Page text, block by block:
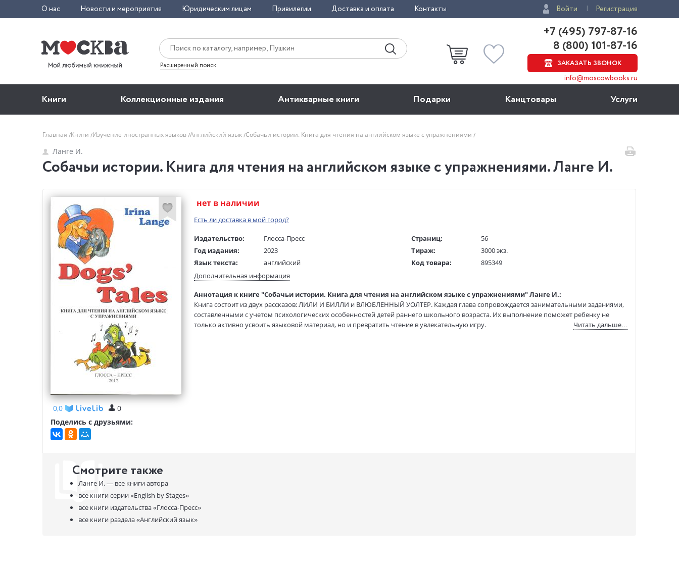
О нас Новости и мероприятия Юридическим лицам Привилегии Доставка и оплата Контакты Войти Регистрация
Расширенный поиск
+7 (495) 797-87-16
8 (800) 101-87-16
ЗАКАЗАТЬ ЗВОНОК
info@moscowbooks.ru
Книги Коллекционные издания Антикварные книги Подарки Канцтовары Услуги
Главная Книги Изучение иностранных языков Английский язык Собачьи истории. Книга для чтения на английском языке с упражнениями
Ланге И.
Собачьи истории. Книга для чтения на английском языке с упражнениями. Ланге И.
0,0
0
Поделись с друзьями:
нет в наличии
Есть ли доставка в мой город?
Издательство:
Глосса-Пресс
Год издания:
2023
Язык текста:
английский
Тип обложки:
Мягкая обложка
Размеры в мм
(ДхШхВ):
215x170x3
Вес: 85 гр.
Страниц:
56
Тираж:
3000 экз.
Код товара:
895349
В продаже с:
10.08.2017
Дополнительная информация
Аннотация к книге "Собачьи истории. Книга для чтения на английском языке с упражнениями" Ланге И.:
Книга состоит из двух рассказов: ЛИЛИ И БИЛЛИ и ВЛЮБЛЕННЫЙ УОЛТЕР. Каждая глава сопровождается занимательными заданиями,
составленными с учетом психологических особенностей детей раннего школьного возраста. Их выполнение поможет ребенку не
только активно усвоить языковой материал, но и превратить чтение в увлекательную игру.
Читать дальше…
Смотрите также
Ланге И. — все книги автора
все книги серии«English by Stages»
все книги издательства«Глосса-Пресс»
все книги раздела«Английский язык»